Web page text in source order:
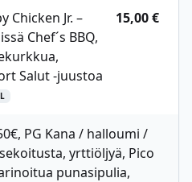
Chicken Jr. –
Chef´s BBQ,
Salut -juustoa
L
15,00 €
PG Kana / halloumi /
yrttiöljyä, Pico
punasipulia,